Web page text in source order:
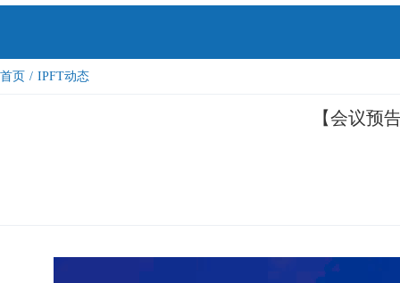
首页 / IPFT动态
【会议预